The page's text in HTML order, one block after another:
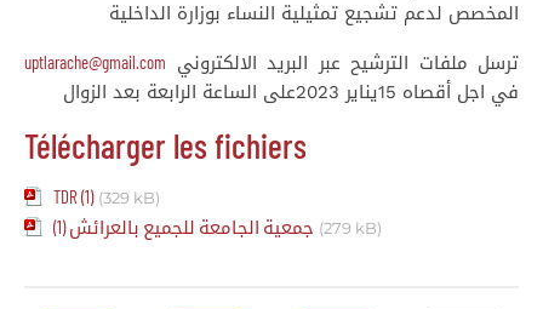
المخصص لدعم تشجيع تمثيلية النساء بوزارة الداخلية
ترسل ملفات الترشيح عبر البريد الالكتروني uptlarache@gmail.com
في اجل أقصاه 15يناير 2023على الساعة الرابعة بعد الزوال
Télécharger les fichiers
TDR (1) (329 kB)
جمعية الجامعة للجميع بالعرائش (1) (279 kB)